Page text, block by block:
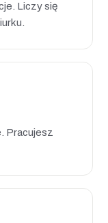
Liczy się
Pracujesz